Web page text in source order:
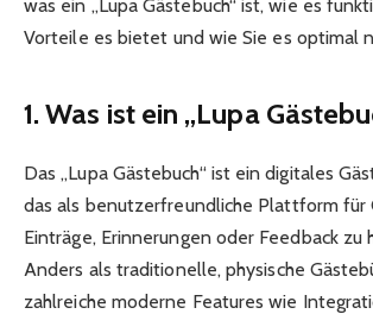
was ein „Lupa Gästebuch“ ist, wie es
Vorteile es bietet und wie Sie es optimal
1. Was ist ein „Lupa
Das „Lupa Gästebuch“ ist ein digitales
das als benutzerfreundliche Plattform für
Einträge, Erinnerungen oder Feedback zu
Anders als traditionelle, physische
zahlreiche moderne Features wie